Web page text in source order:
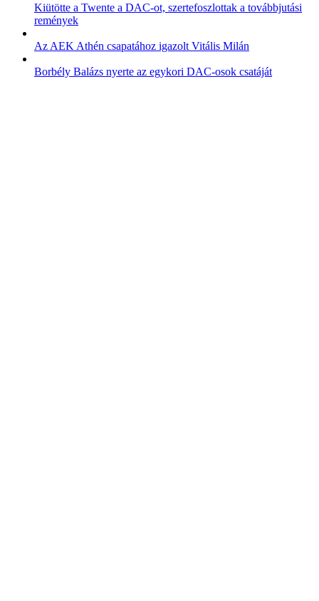
Kiütötte a Twente a DAC-ot, szertefoszlottak a továbbjutási
remények
Az AEK Athén csapatához igazolt Vitális Milán
Borbély Balázs nyerte az egykori DAC-osok csatáját